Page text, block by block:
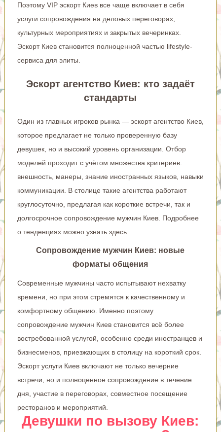
Поэтому VIP эскорт Киев все чаще включает в себя
услуги сопровождения на деловых переговорах,
культурных мероприятиях и закрытых вечеринках.
Эскорт Киев становится полноценной частью lifestyle-
сервиса для элиты.
Эскорт агентство Киев: кто задаёт
стандарты
Один из главных игроков рынка — эскорт агентство Киев,
которое предлагает не только проверенную базу
девушек, но и высокий уровень организации. Отбор
моделей проходит с учётом множества критериев:
внешность, манеры, знание иностранных языков, навыки
коммуникации. В столице такие агентства работают
круглосуточно, предлагая как короткие встречи, так и
долгосрочное сопровождение мужчин Киев. Подробнее
о тенденциях можно узнать здесь.
Сопровождение мужчин Киев: новые
форматы общения
Современные мужчины часто испытывают нехватку
времени, но при этом стремятся к качественному и
комфортному общению. Именно поэтому
сопровождение мужчин Киев становится всё более
востребованной услугой, особенно среди иностранцев и
бизнесменов, приезжающих в столицу на короткий срок.
Эскорт услуги Киев включают не только вечерние
встречи, но и полноценное сопровождение в течение
дня, участие в переговорах, совместное посещение
ресторанов и мероприятий.
Девушки по вызову Киев: